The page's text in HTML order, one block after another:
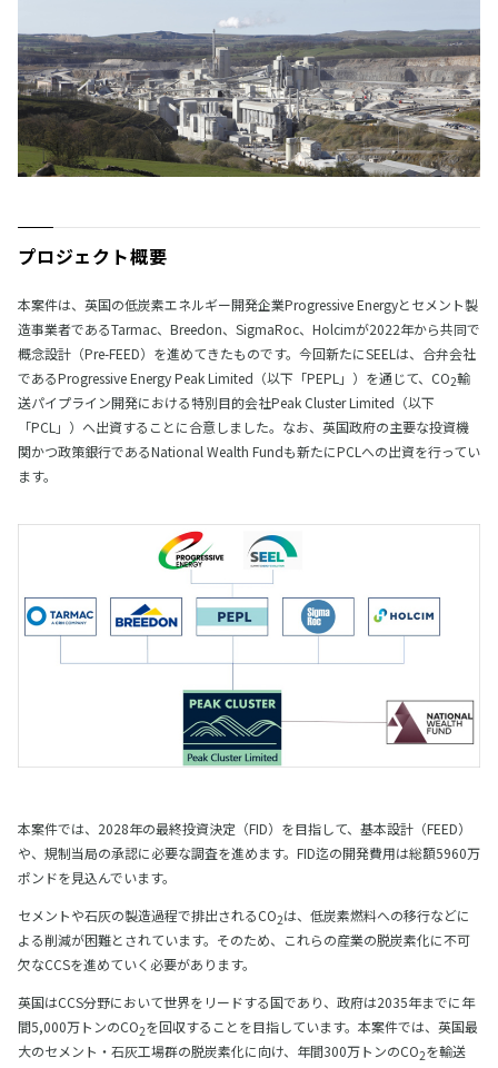
プロジェクト概要
本案件は、英国の低炭素エネルギー開発企業Progressive Energyとセメント製
造事業者であるTarmac、Breedon、SigmaRoc、Holcimが2022年から共同で
概念設計（Pre-FEED）を進めてきたものです。今回新たにSEELは、合弁会社
であるProgressive Energy Peak Limited（以下「PEPL」）を通じて、CO2輸
送パイプライン開発における特別目的会社Peak Cluster Limited（以下
「PCL」）へ出資することに合意しました。なお、英国政府の主要な投資機
関かつ政策銀行であるNational Wealth Fundも新たにPCLへの出資を行ってい
ます。
本案件では、2028年の最終投資決定（FID）を目指して、基本設計（FEED）
や、規制当局の承認に必要な調査を進めます。FID迄の開発費用は総額5960万
ポンドを見込んでいます。
セメントや石灰の製造過程で排出されるCO2は、低炭素燃料への移行などに
よる削減が困難とされています。そのため、これらの産業の脱炭素化に不可
欠なCCSを進めていく必要があります。
英国はCCS分野において世界をリードする国であり、政府は2035年までに年
間5,000万トンのCO2を回収することを目指しています。本案件では、英国最
大のセメント・石灰工場群の脱炭素化に向け、年間300万トンのCO2を輸送